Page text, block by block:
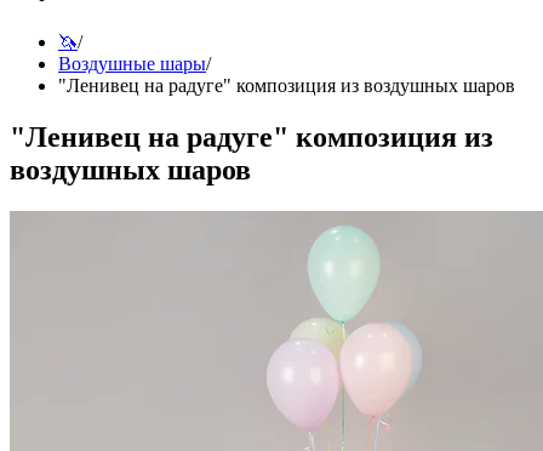
🦄/
Воздушные шары/
"Ленивец на радуге" композиция из воздушных шаров
"Ленивец на радуге" композиция из
воздушных шаров